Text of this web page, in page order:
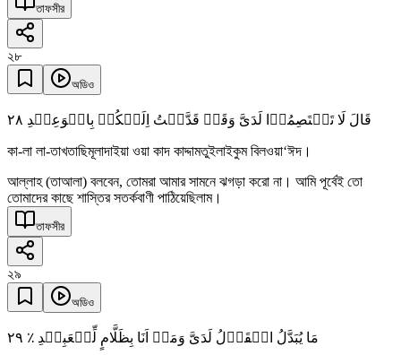
তাফসীর
২৮
অডিও
قَالَ لَا تَخۡتَصِمُوۡا لَدَیَّ وَقَدۡ قَدَّمۡتُ اِلَیۡکُمۡ بِالۡوَعِیۡدِ ٢٨
কা-লা লা-তাখতাছিমূলাদাইয়া ওয়া কাদ কাদ্দামতুইলাইকুম বিলওয়া‘ঈদ।
আল্লাহ (তাআলা) বলবেন, তোমরা আমার সামনে ঝগড়া করো না। আমি পূর্বেই তো
তোমাদের কাছে শাস্তির সতর্কবাণী পাঠিয়েছিলাম।
তাফসীর
২৯
অডিও
مَا یُبَدَّلُ الۡقَوۡلُ لَدَیَّ وَمَاۤ اَنَا بِظَلَّامٍ لِّلۡعَبِیۡدِ ٪ ٢٩